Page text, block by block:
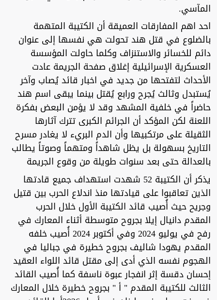
المآسي.
احد اهم المفارقات العميقة أن الكتيبة المتهمة
بالضلوع في قتل هند تحولت هي نفسها إلى عنوان
دائم للخسائر والاستنزاف وكلما حاولت المؤسسة
العسكرية الإسرائيلية إغلاق صفحة الجريمة عادت
الأحداث لتفتحها من جديد في اخبار قائد يُصاب وآخر
يُستبدل وثالث يُجرح ورابع يُقتل بينما يبقى اسم هند
حاضراً في خلفية المشهد وقد لا يؤمن البعض بفكرة
اللعنة لكن المؤكد أن الجرائم الكبرى تترك آثارها
الثقيلة على مرتكبيها وأن الدم البريء لا يغادر مسرح
التاريخ بسهولة بل يظل شاهداً ومتهماً وصوتاً يطالب
بالعدالة حتى بعد سنوات طويلة من وقوع الجريمة
يذكر أن الكتيبة 52 شهدت استهداف جميع قادتها
الذين تعاقبوا على قيادتها منذ اندلاع الحرب بين قتيل
وجريح حيث أُصيب قائد الكتيبة الأول خلال الحرب
المقدم دانيال إيلا بجروح متوسطة أثناء المعارك في
رفح في يوليو 2024 وفي أكتوبر 2024 أُصيب خلفه
المقدم يهودا شاليف بجروح خطيرة في جباليا في
الهجوم نفسه الذي أدى إلى مقتل قائد اللواء العقيد
إحسان دقسة إثر انفجار عبوة ناسفة كما أُصيب القائد
الثالث للكتيبة المقدم " أ " بجروح خطيرة خلال المعارك